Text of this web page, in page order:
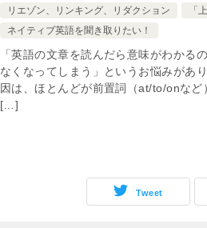
リエゾン、リンキング、リダクション
「
ネイティブ英語を聞き取りたい！
「英語の文章を読んだら意味がわかる
なくなってしまう」というお悩みがあ
因は、ほとんどが前置詞（at/to/onなど
[…]
Tweet